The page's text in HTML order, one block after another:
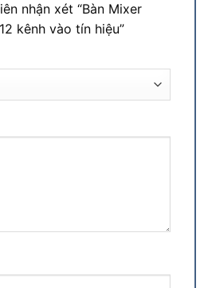
nhận xét “Bàn Mixer
kênh vào tín hiệu”